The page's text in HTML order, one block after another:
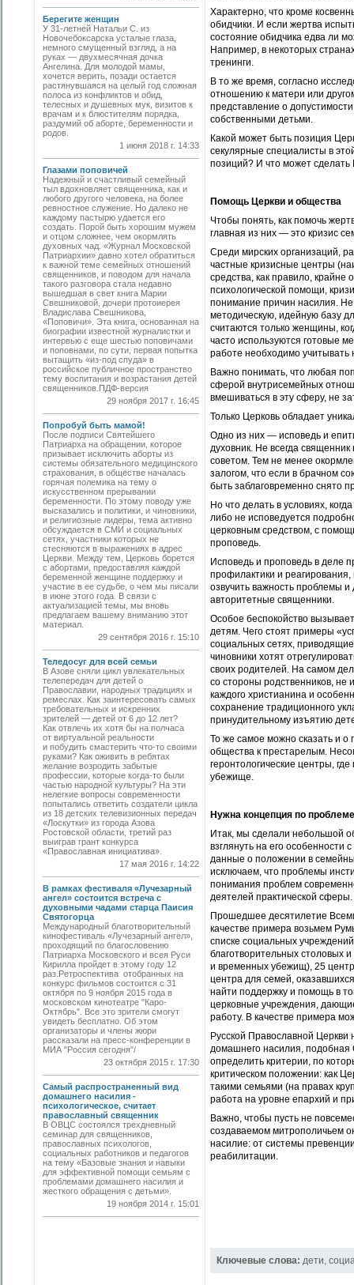
Берегите женщин
У 31-летней Натальи С. из
Новочебоксарска усталые глаза,
немного смущенный взгляд, а на
руках — двухмесячная дочка
Ангелина. Для молодой мамы,
хочется верить, позади остается
растянувшаяся на целый год сложная
полоса из конфликтов и обид,
телесных и душевных мук, визитов к
врачам и к блюстителям порядка,
раздумий об аборте, беременности и
родов.
1 июня 2018 г. 14:33
Глазами поповичей
Надежный и счастливый семейный
тыл вдохновляет священника, как и
любого другого человека, на более
ревностное служение. Но далеко не
каждому пастырю удается его
создать. Порой быть хорошим мужем
и отцом сложнее, чем окормлять
духовных чад. «Журнал Московской
Патриархии» давно хотел обратиться
к важной теме семейных отношений
священников, и поводом для начала
такого разговора стала недавно
вышедшая в свет книга Марии
Свешниковой, дочери протоиерея
Владислава Свешникова,
«Поповичи». Эта книга, основанная на
биографии известной журналистки и
интервью с еще шестью поповичами
и поповнами, по сути, первая попытка
вытащить «из-под спуда» в
российское публичное пространство
тему воспитания и возрастания детей
священников.ПДФ-версия
29 ноября 2017 г. 16:45
Попробуй быть мамой!
После подписи Святейшего
Патриарха на обращении, которое
призывает исключить аборты из
системы обязательного медицинского
страхования, в обществе началась
горячая полемика на тему о
искусственном прерывании
беременности. По этому поводу уже
высказались и политики, и чиновники,
и религиозные лидеры, тема активно
обсуждается в СМИ и социальных
сетях, участники которых не
стесняются в выражениях в адрес
Церкви. Между тем, Церковь борется
с абортами, предоставляя каждой
беременной женщине поддержку и
участие в ее судьбе, о чем мы писали
в июне этого года. В связи с
актуализацией темы, мы вновь
предлагаем вашему вниманию этот
материал.
29 сентября 2016 г. 15:10
Теледосуг для всей семьи
В Азове сняли цикл увлекательных
телепередач для детей о
Православии, народных традициях и
ремеслах. Как заинтересовать самых
требовательных и искренних
зрителей — детей от 6 до 12 лет?
Как отвлечь их хотя бы на полчаса
от виртуальной реальности
и побудить смастерить что-то своими
руками? Как оживить в ребятах
желание возродить забытые
профессии, которые когда-то были
частью народной культуры? На эти
нелегкие вопросы современности
попытались ответить создатели цикла
из 18 детских телевизионных передач
«Лоскутки» из города Азова
Ростовской области, третий раз
выиграв грант конкурса
«Православная инициатива».
17 мая 2016 г. 14:22
В рамках фестиваля «Лучезарный
ангел» состоится встреча с
духовными чадами старца Паисия
Святогорца
Международный благотворительный
кинофестиваль «Лучезарный ангел»,
проходящий по благословению
Патриарха Московского и всея Руси
Кирилла пройдет в этому году 12
раз.Ретроспектива отобранных на
конкурс фильмов состоится с 31
октября по 9 ноября 2015 года в
московском кинотеатре "Каро-
Октябрь". Все это зрители смогут
увидеть бесплатно. Об этом
организаторы и члены жюри
рассказали на пресс-конференции в
МИА "Россия сегодня"/
23 октября 2015 г. 17:30
Самый распространенный вид
домашнего насилия -
психологическое, считает
православный священник
В ОВЦС состоялся трехдневный
семинар для священников,
православных психологов,
социальных работников и педагогов
на тему «Базовые знания и навыки
для эффективной помощи семьям с
проблемами домашнего насилия и
жесткого обращения с детьми».
19 ноября 2014 г. 15:01
Характерно, что кроме
обидчики. И если жертва
состояние обидчика едва ли
Например, в некоторых
тренинги.
В то же время, согласно
отношению к матери или
представление о
собственными детьми.
Какой может быть позиция
секулярные специалисты в
позиций? И что может сделать
Помощь Церкви и общества
Чтобы понять, как помочь
главная из них — это кризис
Среди мирских организаций,
частные кризисные центры
средства, как правило,
психологической помощи,
понимание причин насилия. Не
методическую, идейную базу
считаются только женщины,
часто используются готовые
работе необходимо
Важно понимать, что любая
сферой внутрисемейных
вмешиваться в эту сферу, не
Только Церковь обладает
Одно из них — исповедь и
духовник. Не всегда
советом. Тем не менее
залогом, что если в брачном
быть заблаговременно снято
Но что делать в условиях,
либо не исповедуется
церковным средством, с
проповедь.
Исповедь и проповедь в деле
профилактики и
озвучить важность проблемы
авторитетные священники.
Особое беспокойство
детям. Чего стоят примеры
социальных сетях,
чиновники хотят
своих родителей. На самом
со стороны родственников,
каждого христианина и
сохранение традиционного
принудительному изъятию
То же самое можно сказать и
общества к престарелым.
геронтологические центры,
убежище.
Нужна концепция по
Итак, мы сделали небольшой
взглянуть на его
данные о положении в
исключаем, что проблемы
понимания проблем
деятелей практической сферы.
Прошедшее десятилетие
качестве примера возьмем
списке социальных
благотворительных столовых
и временных убежищ), 25
центра для семей,
найти поддержку и помощь в
церковные учреждения,
работу. В качестве примера
Русской Православной
домашнего насилия,
определить критерии, по
критическом положении: как
такими семьями (на правах
работа на уровне епархий и
Важно, чтобы пусть не
создаваемом митрополичьем
насилие: от системы
реабилитации.
Ключевые слова: дети,